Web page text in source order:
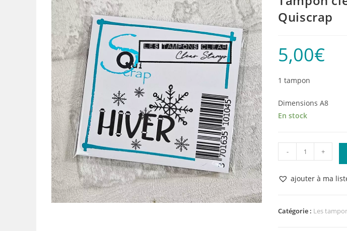
Quiscrap
5,00€
1 tampon
Dimensions A8
En stock
quantité
de
Tampon
clear
HIVER
- +
ajouter à ma
Catégorie : Les